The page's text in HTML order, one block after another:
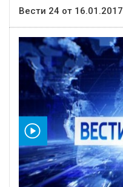
Вести 24 от 16.01.2017